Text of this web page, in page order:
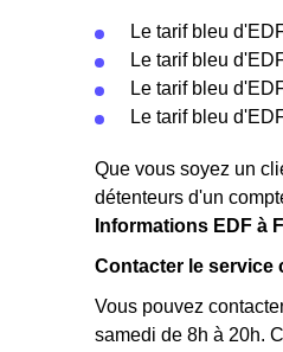
Le tarif bleu
Le tarif bleu
Le tarif bleu
Le tarif bleu
Que vous soyez un
détenteurs d'un
Informations EDF à
Contacter le service
Vous pouvez
samedi de 8h à 20h.